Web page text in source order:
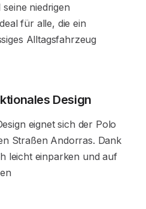
niedrigen
für alle, die ein
Alltagsfahrzeug
Design
eignet sich der Polo
Straßen Andorras. Dank
leicht einparken und auf